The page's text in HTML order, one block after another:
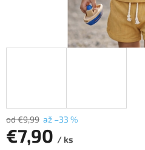
od €9,99 až –33 %
€7,90 / ks